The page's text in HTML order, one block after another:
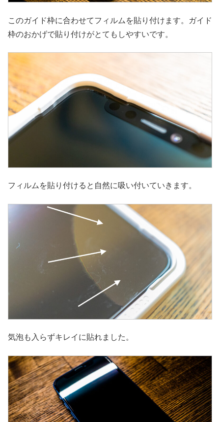
このガイド枠に合わせてフィルムを貼り付けます。ガイド
枠のおかげで貼り付けがとてもしやすいです。
フィルムを貼り付けると自然に吸い付いていきます。
気泡も入らずキレイに貼れました。